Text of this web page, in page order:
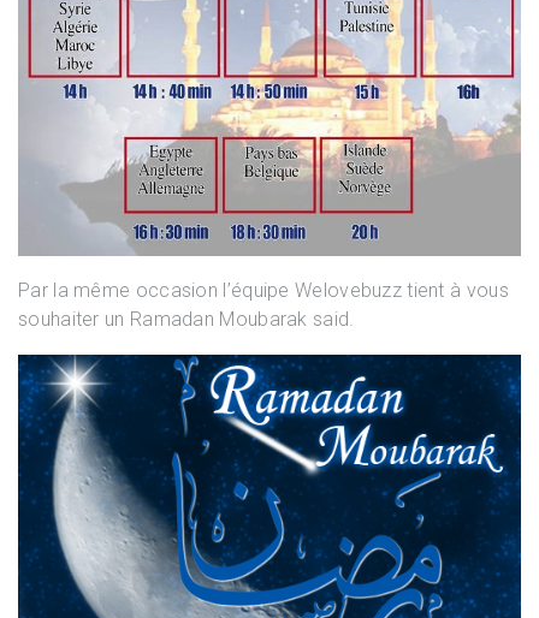
Par la même occasion l’équipe Welovebuzz tient à vous
souhaiter un Ramadan Moubarak said.